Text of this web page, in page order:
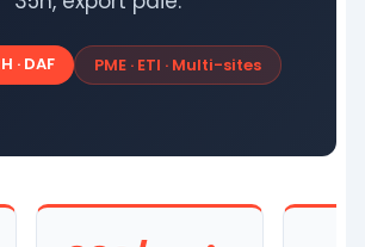
· DAF PME · ETI · Multi-sites